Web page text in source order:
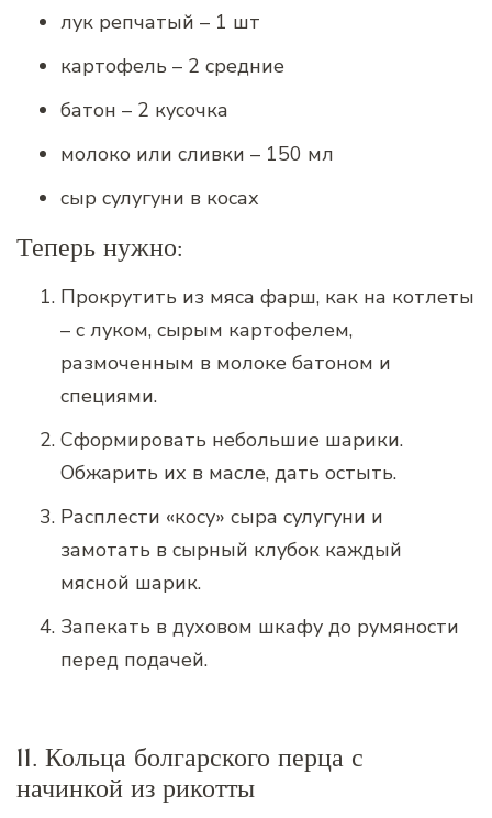
лук репчатый – 1 шт
картофель – 2 средние
батон – 2 кусочка
молоко или сливки – 150 мл
сыр сулугуни в косах
Теперь нужно:
Прокрутить из мяса фарш, как на котлеты
– с луком, сырым картофелем,
размоченным в молоке батоном и
специями.
Сформировать небольшие шарики.
Обжарить их в масле, дать остыть.
Расплести «косу» сыра сулугуни и
замотать в сырный клубок каждый
мясной шарик.
Запекать в духовом шкафу до румяности
перед подачей.
11. Кольца болгарского перца с
начинкой из рикотты